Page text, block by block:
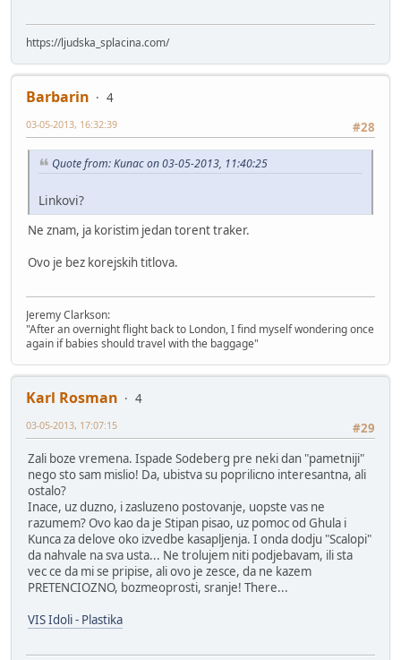
https://ljudska_splacina.com/
Barbarin
4
#28
03-05-2013, 16:32:39
Quote from: Kunac on 03-05-2013, 11:40:25
Linkovi?
Ne znam, ja koristim jedan torent traker.
Ovo je bez korejskih titlova.
Jeremy Clarkson:
"After an overnight flight back to London, I find myself wondering once
again if babies should travel with the baggage"
Karl Rosman
4
#29
03-05-2013, 17:07:15
Zali boze vremena. Ispade Sodeberg pre neki dan "pametniji"
nego sto sam mislio! Da, ubistva su poprilicno interesantna, ali
ostalo?
Inace, uz duzno, i zasluzeno postovanje, uopste vas ne
razumem? Ovo kao da je Stipan pisao, uz pomoc od Ghula i
Kunca za delove oko izvedbe kasapljenja. I onda dodju "Scalopi"
da nahvale na sva usta... Ne trolujem niti podjebavam, ili sta
vec ce da mi se pripise, ali ovo je zesce, da ne kazem
PRETENCIOZNO, bozmeoprosti, sranje! There...
VIS Idoli - Plastika